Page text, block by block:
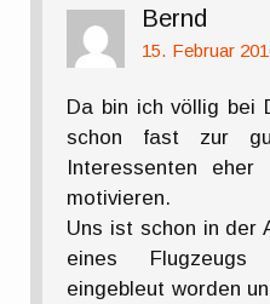
Bernd
15. Februar
Da bin ich völlig bei
schon fast zur
Interessenten
motivieren.
Uns ist schon in der
eines Flugzeugs
eingebleut worden